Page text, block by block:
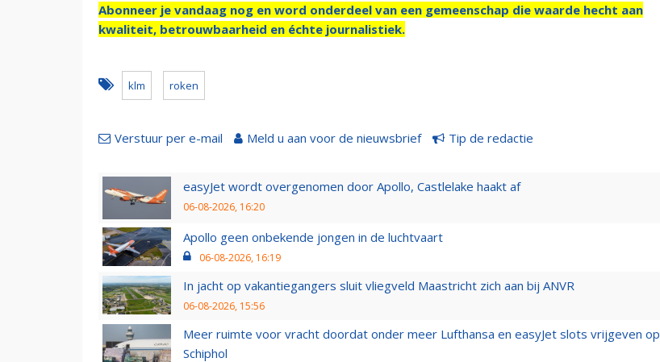
Abonneer je vandaag nog en word onderdeel van een gemeenschap die waarde hecht aan
kwaliteit, betrouwbaarheid en échte journalistiek.
klm roken
Verstuur per e-mail Meld u aan voor de nieuwsbrief Tip de redactie
easyJet wordt overgenomen door Apollo, Castlelake haakt af
06-08-2026, 16:20
Apollo geen onbekende jongen in de luchtvaart
06-08-2026, 16:19
In jacht op vakantiegangers sluit vliegveld Maastricht zich aan bij ANVR
06-08-2026, 15:56
Meer ruimte voor vracht doordat onder meer Lufthansa en easyJet slots vrijgeven op
Schiphol